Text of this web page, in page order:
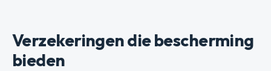
Verzekeringen die bescherming
bieden